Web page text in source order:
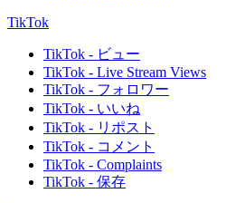
TikTok
TikTok - ビュー
TikTok - Live Stream Views
TikTok - フォロワー
TikTok - いいね
TikTok - リポスト
TikTok - コメント
TikTok - Complaints
TikTok - 保存